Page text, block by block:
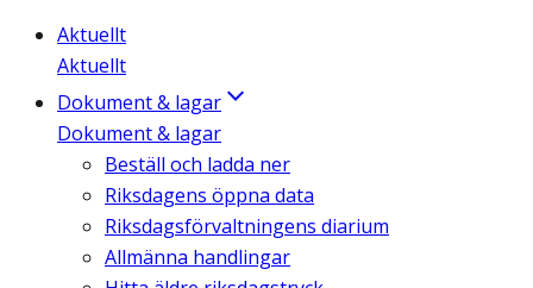
Aktuellt
Aktuellt
Dokument & lagar
Dokument & lagar
Beställ och ladda ner
Riksdagens öppna data
Riksdagsförvaltningens diarium
Allmänna handlingar